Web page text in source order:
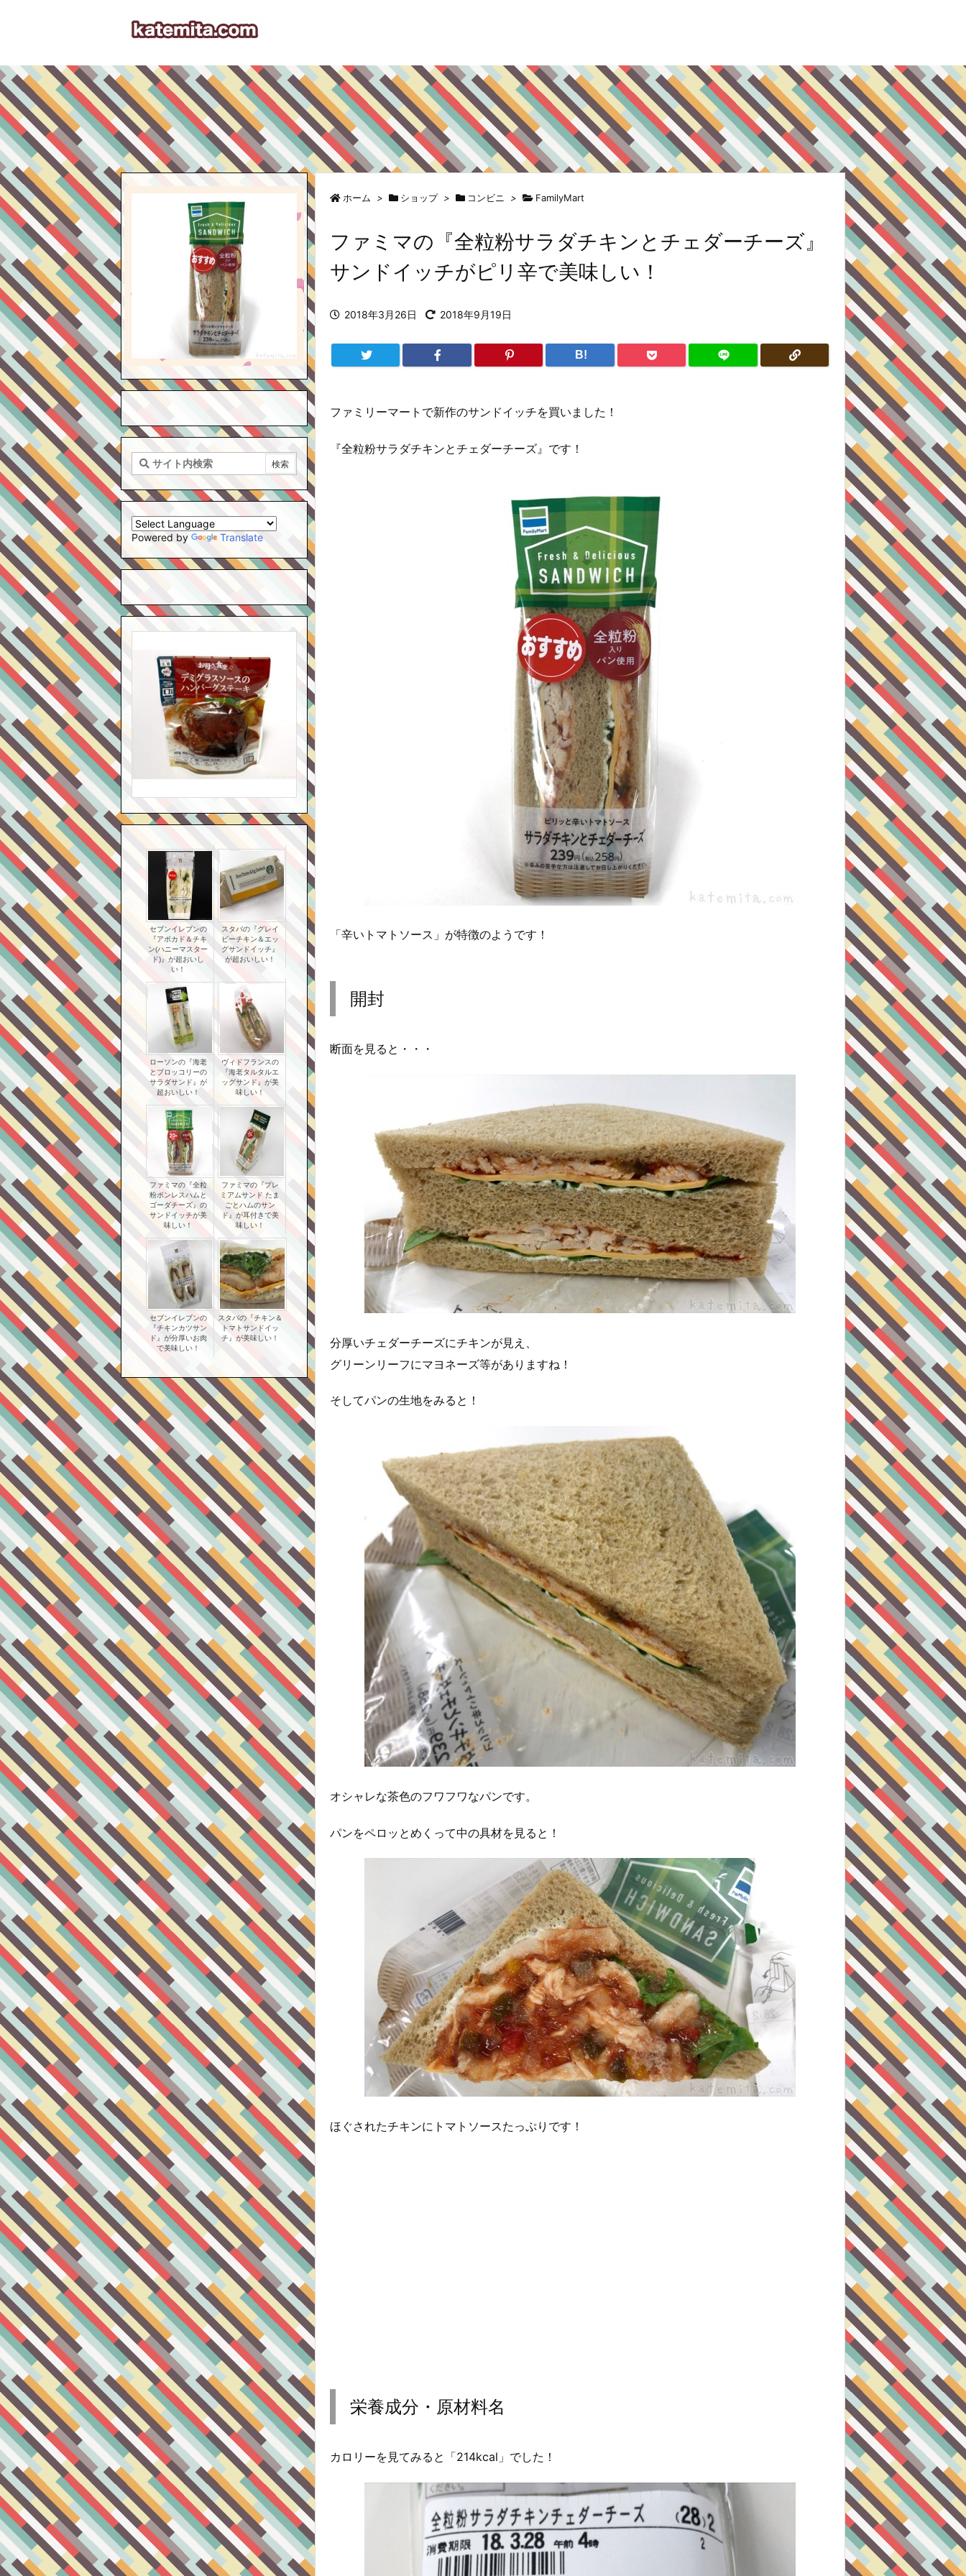
ホーム > ショップ > コンビニ > FamilyMart
ファミマの『全粒粉サラダチキンとチェダーチーズ』
サンドイッチがピリ辛で美味しい！
2018年3月26日 2018年9月19日
B!
ファミリーマートで新作のサンドイッチを買いました！
『全粒粉サラダチキンとチェダーチーズ』です！
「辛いトマトソース」が特徴のようです！
開封
断面を見ると・・・
分厚いチェダーチーズにチキンが見え、
グリーンリーフにマヨネーズ等がありますね！
そしてパンの生地をみると！
オシャレな茶色のフワフワなパンです。
パンをペロッとめくって中の具材を見ると！
ほぐされたチキンにトマトソースたっぷりです！
栄養成分・原材料名
カロリーを見てみると「214kcal」でした！
Powered by Translate
セブンイレブンの
『アボカド＆チキ
ン(ハニーマスター
ド)』が超おいし
い！
スタバの『グレイ
ビーチキン＆エッ
グサンドイッチ』
が超おいしい！
ローソンの『海老
とブロッコリーの
サラダサンド』が
超おいしい！
ヴィドフランスの
『海老タルタルエ
ッグサンド』が美
味しい！
ファミマの『全粒
粉ボンレスハムと
ゴーダチーズ』の
サンドイッチが美
味しい！
ファミマの『プレ
ミアムサンド たま
ごとハムのサン
ド』が耳付きで美
味しい！
セブンイレブンの
『チキンカツサン
ド』が分厚いお肉
で美味しい！
スタバの『チキン＆
トマトサンドイッ
チ』が美味しい！